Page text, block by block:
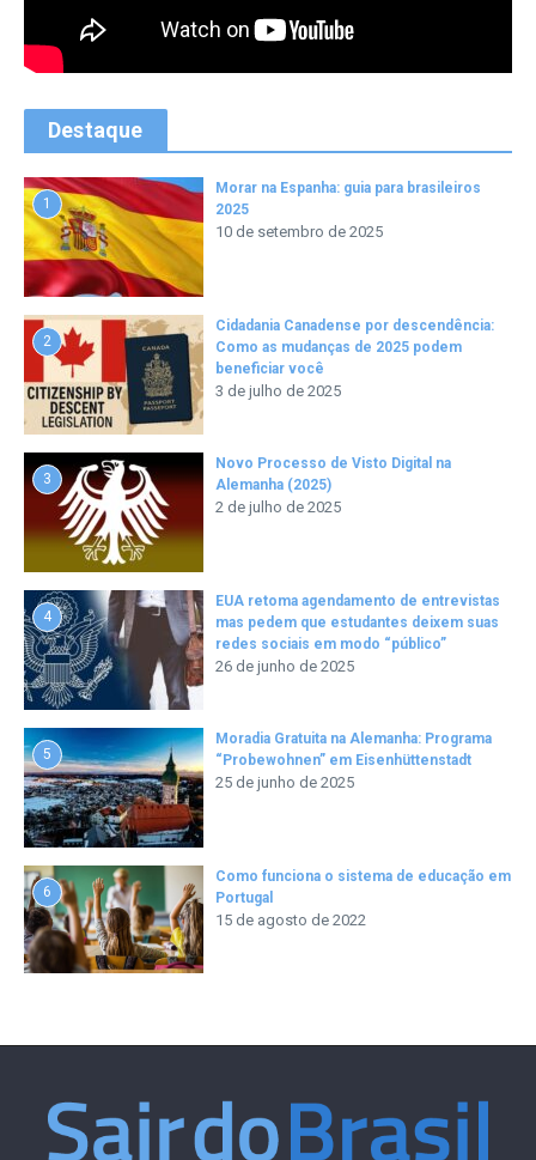
Destaque
1
Morar na Espanha: guia para brasileiros
2025
10 de setembro de 2025
2
Cidadania Canadense por descendência:
Como as mudanças de 2025 podem
beneficiar você
3 de julho de 2025
3
Novo Processo de Visto Digital na
Alemanha (2025)
2 de julho de 2025
4
EUA retoma agendamento de entrevistas
mas pedem que estudantes deixem suas
redes sociais em modo “público”
26 de junho de 2025
5
Moradia Gratuita na Alemanha: Programa
“Probewohnen” em Eisenhüttenstadt
25 de junho de 2025
6
Como funciona o sistema de educação em
Portugal
15 de agosto de 2022